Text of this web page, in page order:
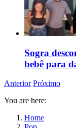
Sogra
bebê para
Anterior Próximo
You are here:
Home